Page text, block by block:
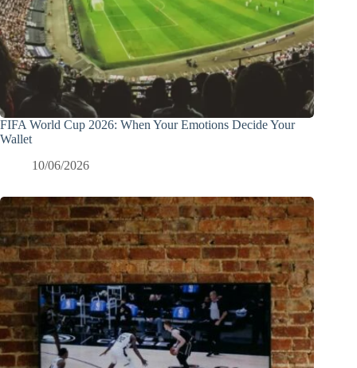
FIFA World Cup 2026: When Your Emotions Decide Your
Wallet
10/06/2026